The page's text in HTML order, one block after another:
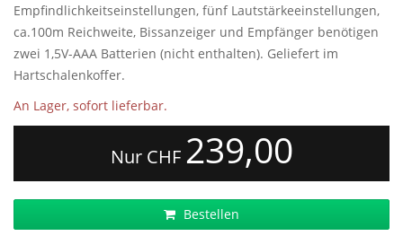
Empfindlichkeitseinstellungen, fünf Lautstärkeeinstellungen,
ca.100m Reichweite, Bissanzeiger und Empfänger benötigen
zwei 1,5V-AAA Batterien (nicht enthalten). Geliefert im
Hartschalenkoffer.
An Lager, sofort lieferbar.
Nur CHF 239,00
Bestellen